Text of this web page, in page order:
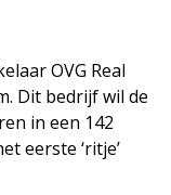
OVG Real
Dit bedrijf wil de
in een 142
eerste ‘ritje’